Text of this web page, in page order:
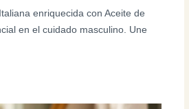
enriquecida con Aceite de
en el cuidado masculino. Une